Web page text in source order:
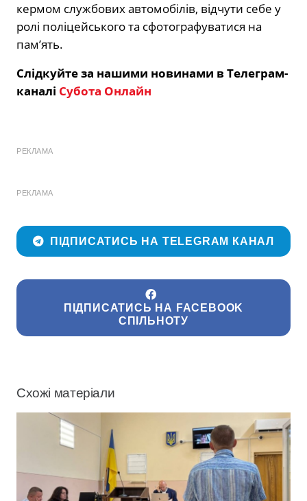
кермом службових автомобілів, відчути себе у
ролі поліцейського та сфотографуватися на
пам’ять.
Слідкуйте за нашими новинами в Телеграм-
каналі Субота Онлайн
РЕКЛАМА
РЕКЛАМА
ПІДПИСАТИСЬ НА TELEGRAM КАНАЛ
ПІДПИСАТИСЬ НА FACEBOOK
СПІЛЬНОТУ
Схожі матеріали